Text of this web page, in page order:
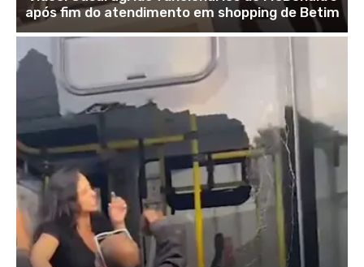
após fim do atendimento em shopping de Betim